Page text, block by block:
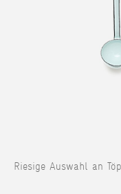
Riesige Auswahl an